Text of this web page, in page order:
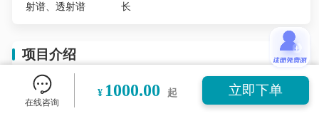
在线咨询
¥ 1000.00 起 立即下单
射谱、透射谱
长
项目介绍
材料的吸收谱、反射谱、透射谱
计算材料（块体、
薄膜或微纳结构）在
特定波长范围的光照下，其吸